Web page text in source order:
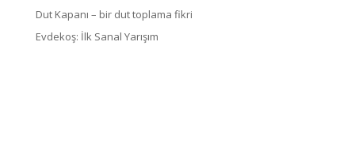
Dut Kapanı – bir dut toplama fikri
Evdekoş: İlk Sanal Yarışım